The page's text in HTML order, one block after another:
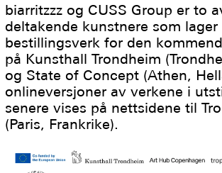
biarritzzz og CUSS Group er to
deltakende kunstnere som lager
bestillingsverk for den
på Kunsthall Trondheim
og State of Concept (Athen,
onlineversjoner av verkene i
senere vises på nettsidene til
(Paris, Frankrike).